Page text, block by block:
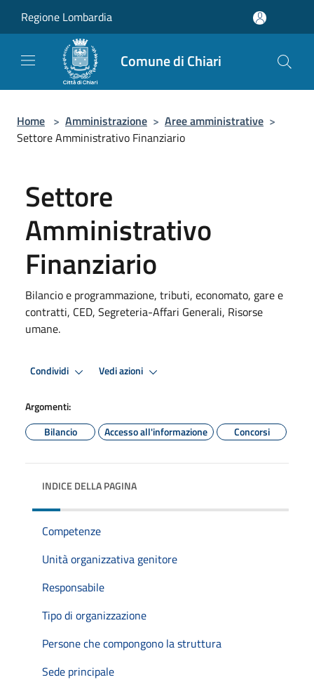
Regione Lombardia
Comune di Chiari
Home > Amministrazione > Aree amministrative >
Settore Amministrativo Finanziario
Settore
Amministrativo
Finanziario
Bilancio e programmazione, tributi, economato, gare e
contratti, CED, Segreteria-Affari Generali, Risorse
umane.
Condividi Vedi azioni
Argomenti:
Bilancio
Accesso all'informazione Concorsi
INDICE DELLA PAGINA
Competenze
Unità organizzativa genitore
Responsabile
Tipo di organizzazione
Persone che compongono la struttura
Sede principale